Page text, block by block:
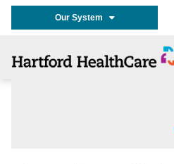
Our System